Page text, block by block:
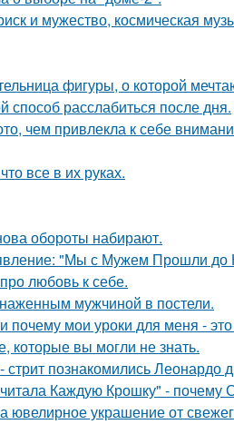
и мужество, космическая
фигуры, о которой
расслабиться после дня.
чем привлекла к себе
все в их руках.
обороты набирают.
"Мы с Мужем Прошли до
любовь к себе.
мужчиной в постели.
почему мои уроки для меня - это
которые вы могли не знать.
стрит познакомились Леонардо
Каждую Крошку" - почему
украшение от